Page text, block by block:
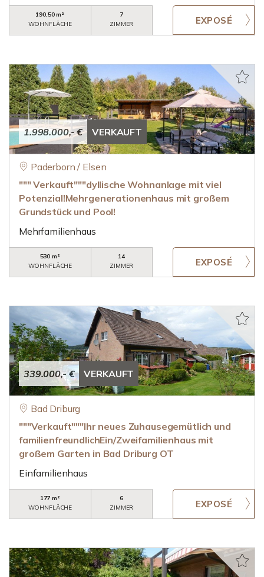
190,50 m²
WOHNFLÄCHE
7
ZIMMER
1.998.000,- € VERKAUFT
Paderborn / Elsen
""" Verkauft"""dyllische Wohnanlage mit viel
Potenzial!Mehrgenerationenhaus mit großem
Grundstück und Pool!
Mehrfamilienhaus
530 m²
WOHNFLÄCHE
14
ZIMMER
339.000,- € VERKAUFT
Bad Driburg
"""Verkauft"""Ihr neues Zuhausegemütlich und
familienfreundlichEin/Zweifamilienhaus mit
großem Garten in Bad Driburg OT
Einfamilienhaus
177 m²
WOHNFLÄCHE
6
ZIMMER